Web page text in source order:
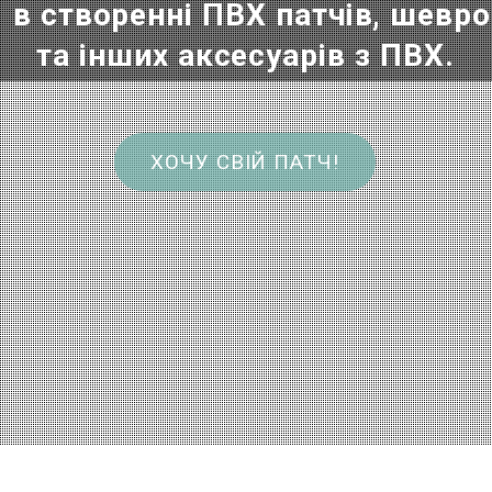
в створенні ПВХ патчів, шевро
та інших аксесуарів з ПВХ.
ХОЧУ СВІЙ ПАТЧ!